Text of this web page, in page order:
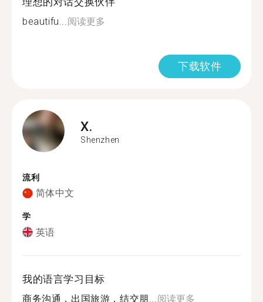
beautifu... 阅读更多
下载软件
X.
Shenzhen
流利
简体中文
学
英语
我的语言学习目标
商务沟通，出国旅游，结交朋... 阅读更多